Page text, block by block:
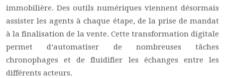
immobilière. Des outils numériques viennent désormais
assister les agents à chaque étape, de la prise de mandat
à la finalisation de la vente. Cette transformation digitale
permet d’automatiser de nombreuses tâches
chronophages et de fluidifier les échanges entre les
différents acteurs.